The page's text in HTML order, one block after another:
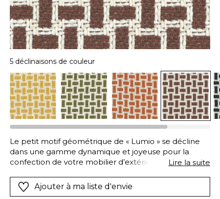
5 déclinaisons de couleur
Le petit motif géométrique de « Lumio » se décline
dans une gamme dynamique et joyeuse pour la
confection de votre mobilier d’extérieur. Sa
mieux sur le marché du tissu IN & OUTDOOR,
garantissant une haute résistance à l’eau chlorée et
Lire la suite
Ajouter à ma liste d'envie